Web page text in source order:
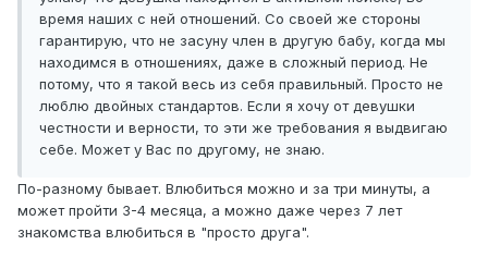
время наших с ней отношений. Со своей же стороны
гарантирую, что не засуну член в другую бабу, когда мы
находимся в отношениях, даже в сложный период. Не
потому, что я такой весь из себя правильный. Просто не
люблю двойных стандартов. Если я хочу от девушки
честности и верности, то эти же требования я выдвигаю
себе. Может у Вас по другому, не знаю.
По-разному бывает. Влюбиться можно и за три минуты, а
может пройти 3-4 месяца, а можно даже через 7 лет
знакомства влюбиться в "просто друга".